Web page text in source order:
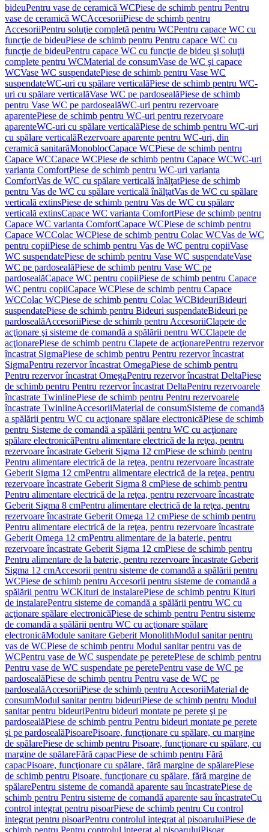
bideuPentru vase de ceramică WCPiese de schimb pentru Pentru
vase de ceramică WCAccesoriiPiese de schimb pentru
AccesoriiPentru soluţie completă pentru WCPentru capace WC cu
funcţie de bideuPiese de schimb pentru Pentru capace WC cu
funcţie de bideuPentru capace WC cu funcţie de bideu şi soluţii
complete pentru WCMaterial de consumVase de WC şi capace
WCVase WC suspendatePiese de schimb pentru Vase WC
suspendateWC-uri cu spălare verticalăPiese de schimb pentru WC-
uri cu spălare verticalăVase WC pe pardosealăPiese de schimb
pentru Vase WC pe pardosealăWC-uri pentru rezervoare
aparentePiese de schimb pentru WC-uri pentru rezervoare
aparenteWC-uri cu spălare verticalăPiese de schimb pentru WC-uri
cu spălare verticalăRezervoare aparente pentru WC-uri, din
ceramică sanitarăMonoblocCapace WCPiese de schimb pentru
Capace WCCapace WCPiese de schimb pentru Capace WCWC-uri
varianta ComfortPiese de schimb pentru WC-uri varianta
ComfortVas de WC cu spălare verticală înălţatPiese de schimb
pentru Vas de WC cu spălare verticală înălţatVas de WC cu spălare
verticală extinsPiese de schimb pentru Vas de WC cu spălare
verticală extinsCapace WC varianta ComfortPiese de schimb pentru
Capace WC varianta ComfortCapace WCPiese de schimb pentru
Capace WCColac WCPiese de schimb pentru Colac WCVas de WC
pentru copiiPiese de schimb pentru Vas de WC pentru copiiVase
WC suspendatePiese de schimb pentru Vase WC suspendateVase
WC pe pardosealăPiese de schimb pentru Vase WC pe
pardosealăCapace WC pentru copiiPiese de schimb pentru Capace
WC pentru copiiCapace WCPiese de schimb pentru Capace
WCColac WCPiese de schimb pentru Colac WCBideuriBideuri
suspendatePiese de schimb pentru Bideuri suspendateBideuri pe
pardosealăAccesoriiPiese de schimb pentru AccesoriiClapete de
acţionare şi sisteme de comandă a spălării pentru WCClapete de
acţionarePiese de schimb pentru Clapete de acţionarePentru rezervor
încastrat SigmaPiese de schimb pentru Pentru rezervor încastrat
SigmaPentru rezervor încastrat OmegaPiese de schimb pentru
Pentru rezervor încastrat OmegaPentru rezervor încastrat DeltaPiese
de schimb pentru Pentru rezervor încastrat DeltaPentru rezervoarele
încastrate TwinlinePiese de schimb pentru Pentru rezervoarele
încastrate TwinlineAccesoriiMaterial de consumSisteme de comandă
a spălării pentru WC cu acţionare spălare electronicăPiese de schimb
pentru Sisteme de comandă a spălării pentru WC cu acţionare
spălare electronicăPentru alimentare electrică de la reţea, pentru
rezervoare încastrate Geberit Sigma 12 cmPiese de schimb pentru
Pentru alimentare electrică de la reţea, pentru rezervoare încastrate
Geberit Sigma 12 cmPentru alimentare electrică de la reţea, pentru
rezervoare încastrate Geberit Sigma 8 cmPiese de schimb pentru
Pentru alimentare electrică de la reţea, pentru rezervoare încastrate
Geberit Sigma 8 cmPentru alimentare electrică de la reţea, pentru
rezervoare încastrate Geberit Omega 12 cmPiese de schimb pentru
Pentru alimentare electrică de la reţea, pentru rezervoare încastrate
Geberit Omega 12 cmPentru alimentare de la baterie, pentru
rezervoare încastrate Geberit Sigma 12 cmPiese de schimb pentru
Pentru alimentare de la baterie, pentru rezervoare încastrate Geberit
Sigma 12 cmAccesorii pentru sisteme de comandă a spălării pentru
WCPiese de schimb pentru Accesorii pentru sisteme de comandă a
spălării pentru WCKituri de instalarePiese de schimb pentru Kituri
de instalarePentru sisteme de comandă a spălării pentru WC cu
acţionare spălare electronicăPiese de schimb pentru Pentru sisteme
de comandă a spălării pentru WC cu acţionare spălare
electronicăModule sanitare Geberit MonolithModul sanitar pentru
vas de WCPiese de schimb pentru Modul sanitar pentru vas de
WCPentru vase de WC suspendate pe peretePiese de schimb pentru
Pentru vase de WC suspendate pe peretePentru vase de WC pe
pardosealăPiese de schimb pentru Pentru vase de WC pe
pardosealăAccesoriiPiese de schimb pentru AccesoriiMaterial de
consumModul sanitar pentru bideuriPiese de schimb pentru Modul
sanitar pentru bideuriPentru bideuri montate pe perete şi pe
pardosealăPiese de schimb pentru Pentru bideuri montate pe perete
şi pe pardosealăPisoarePisoare, funcţionare cu spălare, cu margine
de spălarePiese de schimb pentru Pisoare, funcţionare cu spălare, cu
margine de spălareFără capacPiese de schimb pentru Fără
capacPisoare, funcţionare cu spălare, fără margine de spălarePiese
de schimb pentru Pisoare, funcţionare cu spălare, fără margine de
spălarePentru sisteme de comandă aparente sau încastratePiese de
schimb pentru Pentru sisteme de comandă aparente sau încastrateCu
control integrat pentru pisoarPiese de schimb pentru Cu control
integrat pentru pisoarPentru controlul integrat al pisoaruluiPiese de
schimb pentru Pentru controlul integrat al pisoaruluiPisoar,